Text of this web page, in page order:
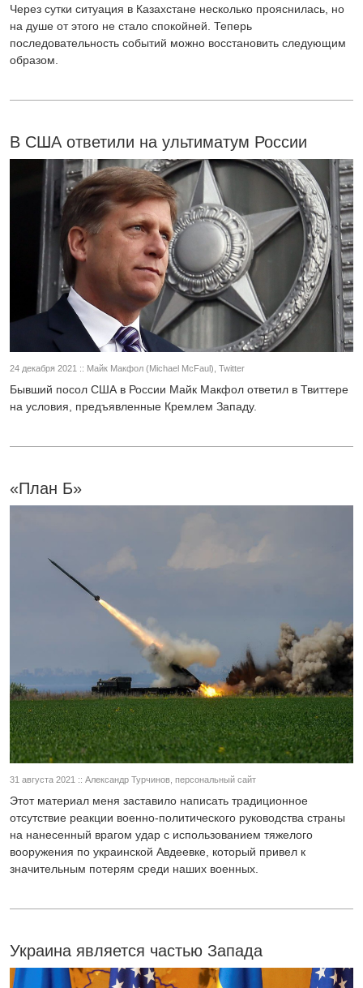
Через сутки ситуация в Казахстане несколько прояснилась, но
на душе от этого не стало спокойней. Теперь
последовательность событий можно восстановить следующим
образом.
В США ответили на ультиматум России
24 декабря 2021 :: Майк Макфол (Michael McFaul), Twitter
Бывший посол США в России Майк Макфол ответил в Твиттере
на условия, предъявленные Кремлем Западу.
«План Б»
31 августа 2021 :: Александр Турчинов, персональный сайт
Этот материал меня заставило написать традиционное
отсутствие реакции военно-политического руководства страны
на нанесенный врагом удар с использованием тяжелого
вооружения по украинской Авдеевке, который привел к
значительным потерям среди наших военных.
Украина является частью Запада